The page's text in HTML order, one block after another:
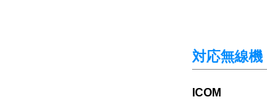
対応無線機
ICOM